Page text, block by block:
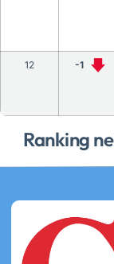
Ranking
12 -1